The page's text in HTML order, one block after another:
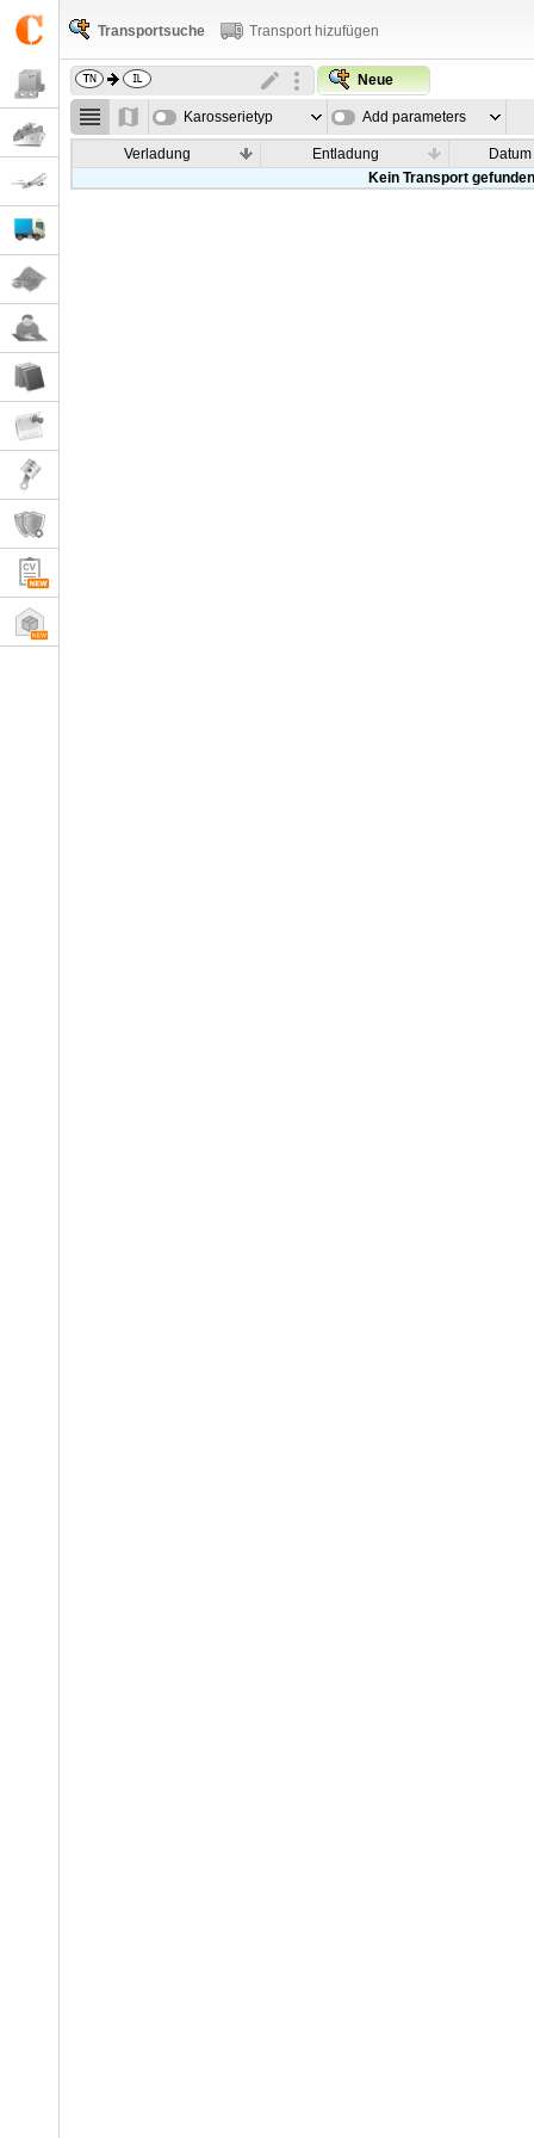
Transportsuche Transport hizufügen
Neue
Karosserietyp Add parameters
Verladung Entladung
Datum
Kein Transport